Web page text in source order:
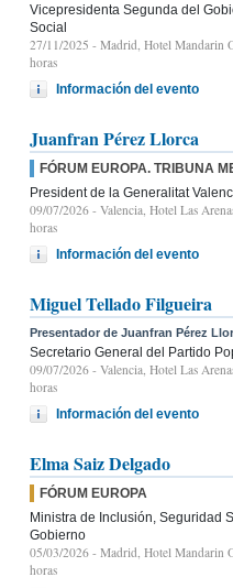
Vicepresidenta Segunda del
Social
27/11/2025 - Madrid, Hotel Mandarin
horas
Información del evento
Juanfran Pérez Llorca
FÓRUM EUROPA. TRIBUNA
President de la Generalitat
09/07/2026 - Valencia, Hotel Las
horas
Información del evento
Miguel Tellado Filgueira
Presentador de Juanfran Pérez
Secretario General del Partido
09/07/2026 - Valencia, Hotel Las
horas
Información del evento
Elma Saiz Delgado
FÓRUM EUROPA
Ministra de Inclusión, Seguridad
Gobierno
05/03/2026 - Madrid, Hotel Mandarin
horas